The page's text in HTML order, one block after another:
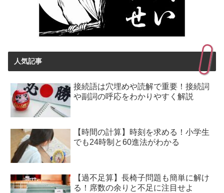
人気記事
接続語は穴埋めや読解で重要！接続詞
や副詞の呼応をわかりやすく解説
【時間の計算】時刻を求める！小学生
でも24時制と60進法がわかる
【過不足算】長椅子問題も簡単に解け
る！席数の余りと不足に注目せよ